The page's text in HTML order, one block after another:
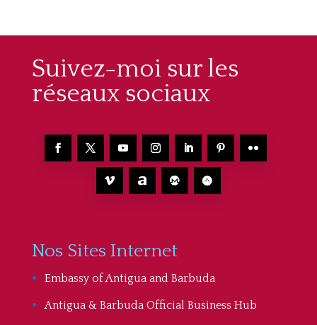
Suivez-moi sur les
réseaux sociaux
Nos Sites Internet
Embassy of Antigua and Barbuda
Antigua & Barbuda Official Business Hub